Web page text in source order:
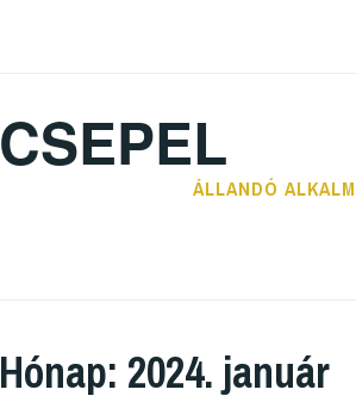
CSEPEL
ÁLLANDÓ
Hónap: 2024. január